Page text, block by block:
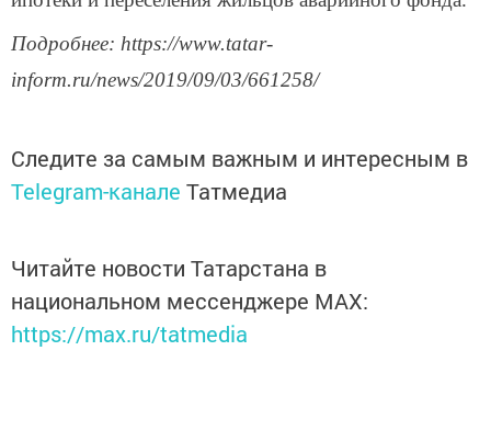
Подробнее: https://www.tatar-
inform.ru/news/2019/09/03/661258/
Следите за самым важным и интересным в
Telegram-канале Татмедиа
Читайте новости Татарстана в
национальном мессенджере MАХ:
https://max.ru/tatmedia